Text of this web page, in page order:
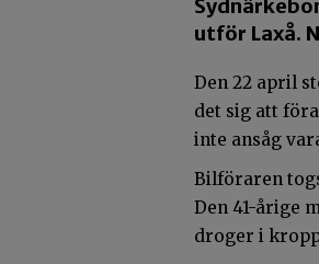
utför Laxå.
Den 22 april
det sig att
inte ansåg
Bilföraren
Den 41-årige
droger i